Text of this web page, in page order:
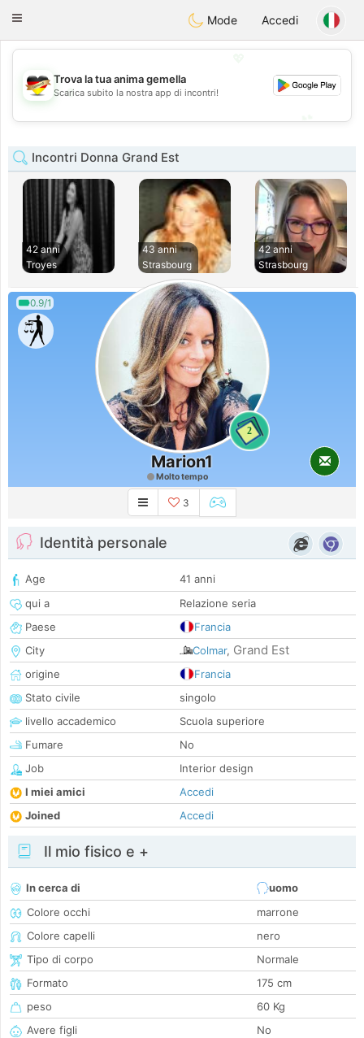
DeutschDating
Toggle
Mode Accedi
💖
💕
Trova la tua anima gemella
Scarica subito la nostra app di incontri!
Incontri Donna Grand Est
42 anni
Troyes
43 anni
Strasbourg
42 anni
Strasbourg
0.9/1
2
Marion1
Molto tempo
3
Identità personale
Age
41 anni
qui a
Relazione seria
Paese
Francia
City
Colmar, Grand Est
origine
Francia
Stato civile
singolo
livello accademico
Scuola superiore
Fumare
No
Job
Interior design
I miei amici
Accedi
Joined
Accedi
Il mio fisico e +
In cerca di
uomo
Colore occhi
marrone
Colore capelli
nero
Tipo di corpo
Normale
Formato
175 cm
peso
60 Kg
Avere figli
No